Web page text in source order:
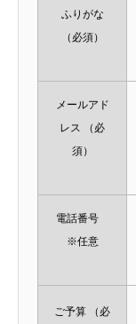
ふりがな
（必須）
メールアド
レス
（必
須）
電話番号
※任意
ご予算 （必